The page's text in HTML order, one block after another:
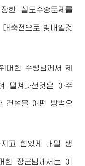
한 철도수송문제를
축전으로 빛내일것
위대한 수령님께서 제
떨쳐나선것은 아주
건설을 어떤 방법으
고 힘있게 내밀 생
한 장군님께서는 이